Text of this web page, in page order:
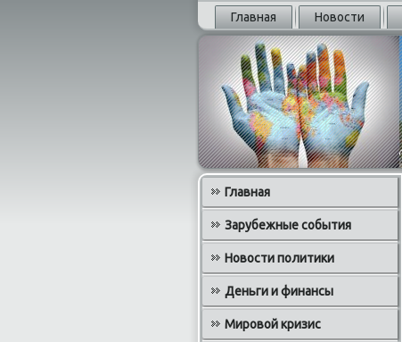
Главная Новости
Главная
Зарубежные события
Новости политики
Деньги и финансы
Мировой кризис